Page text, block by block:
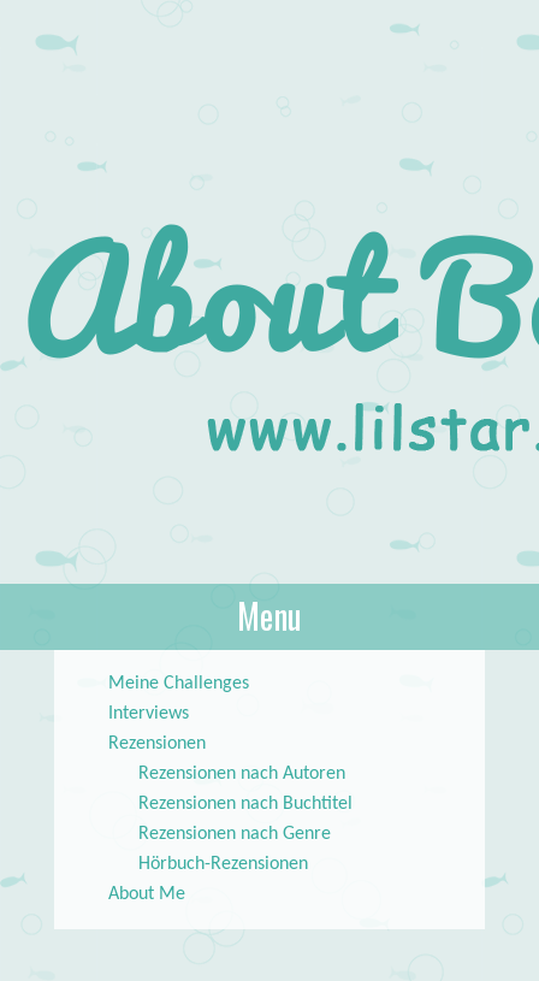
About Books
lilstar.de
Menu
Meine Challenges
Interviews
Rezensionen
Rezensionen nach Autoren
Rezensionen nach Buchtitel
Rezensionen nach Genre
Hörbuch-Rezensionen
About Me